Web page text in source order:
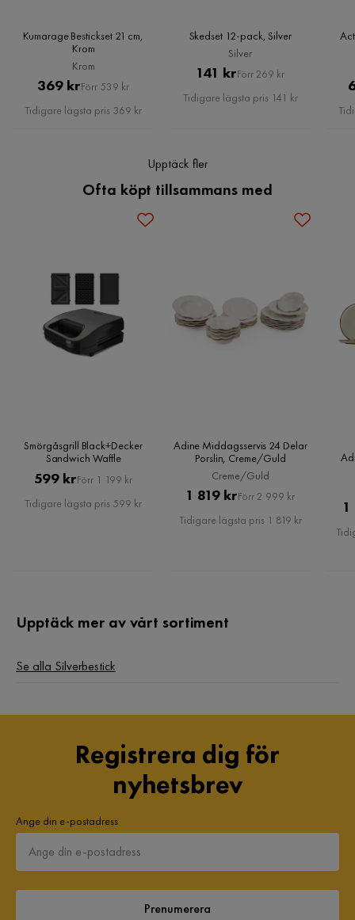
Mått och Vikt
Bredd (mm): 375
Höjd (mm): 270
Vikt (kg): 1.656
Kumarage Bestickset 21 cm,
Krom
Krom
Pris
369 krOriginal
Pris
Förr 539 kr
Tidigare lägsta pris 369 kr
Skedset 12-pack, Silver
Silver
Pris
141 krOriginal
Pris
Förr 269 kr
Tidigare lägsta pris 141 kr
Upptäck fler
Ofta köpt tillsammans med
Smörgåsgrill Black+Decker
Sandwich Waffle
Pris
599 kr Original
Pris
Förr 1 199 kr
Tidigare lägsta pris 599 kr
Adine Middagsservis 24 Delar
Porslin, Creme/Guld
Creme/Guld
Pris
1 819 krOriginal
Pris
Förr 2 999 kr
Tidigare lägsta pris 1 819 kr
1
Upptäck mer av vårt sortiment
Se alla Silverbestick
Registrera dig för
nyhetsbrev
Ange din e-postadress
Prenumerera